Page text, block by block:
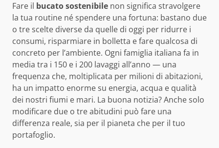
Fare il bucato sostenibile non significa stravolgere
la tua routine né spendere una fortuna: bastano due
o tre scelte diverse da quelle di oggi per ridurre i
consumi, risparmiare in bolletta e fare qualcosa di
concreto per l’ambiente. Ogni famiglia italiana fa in
media tra i 150 e i 200 lavaggi all’anno — una
frequenza che, moltiplicata per milioni di abitazioni,
ha un impatto enorme su energia, acqua e qualità
dei nostri fiumi e mari. La buona notizia? Anche solo
modificare due o tre abitudini può fare una
differenza reale, sia per il pianeta che per il tuo
portafoglio.